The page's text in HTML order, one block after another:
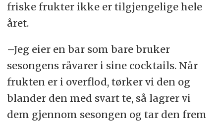
friske frukter ikke er tilgjengelige hele
året.
–Jeg eier en bar som bare bruker
sesongens råvarer i sine cocktails. Når
frukten er i overflod, tørker vi den og
blander den med svart te, så lagrer vi
dem gjennom sesongen og tar den frem